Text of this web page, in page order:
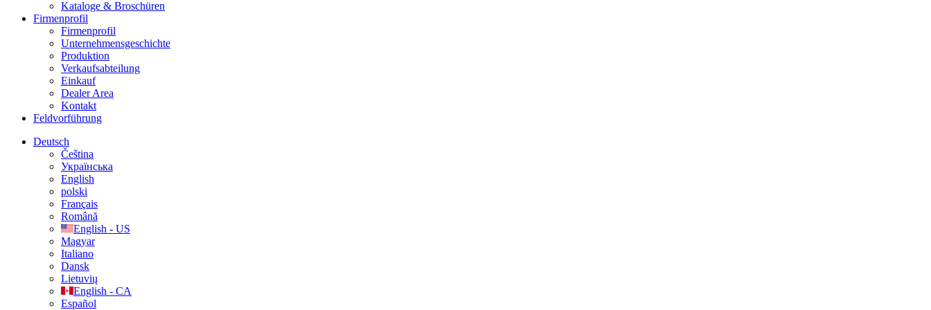
Kataloge & Broschüren
Firmenprofil
Firmenprofil
Unternehmensgeschichte
Produktion
Verkaufsabteilung
Einkauf
Dealer Area
Kontakt
Feldvorführung
Deutsch
Čeština
Українська
English
polski
Français
Română
English - US
Magyar
Italiano
Dansk
Lietuvių
English - CA
Español